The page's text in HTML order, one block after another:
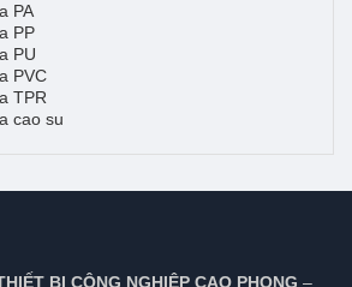
PA
PP
PU
PVC
TPR
cao su
BỊ CÔNG NGHIỆP CAO PHONG –